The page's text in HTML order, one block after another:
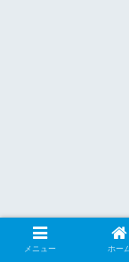
メニュー ホー